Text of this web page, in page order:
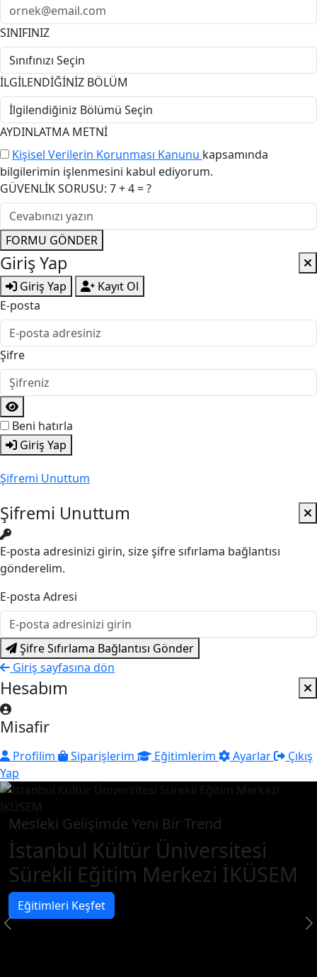
SINIFINIZ
İLGİLENDİĞİNİZ BÖLÜM
AYDINLATMA METNİ
Kişisel Verilerin Korunması Kanunu kapsamında
bilgilerimin işlenmesini kabul ediyorum.
GÜVENLİK SORUSU: 7 + 4 = ?
FORMU GÖNDER
Giriş Yap
Giriş Yap
Kayıt Ol
E-posta
Şifre
Beni hatırla
Giriş Yap
Şifremi Unuttum
Şifremi Unuttum
E-posta adresinizi girin, size şifre sıfırlama bağlantısı
gönderelim.
E-posta Adresi
Şifre Sıfırlama Bağlantısı Gönder
Giriş sayfasına dön
Hesabım
Misafir
Profilim Siparişlerim Eğitimlerim Ayarlar
Çıkış
Yap
Mesleki Gelişimde Yeni Bir Trend
İstanbul Kültür Üniversitesi
Sürekli Eğitim Merkezi İKÜSEM
Eğitimleri Keşfet